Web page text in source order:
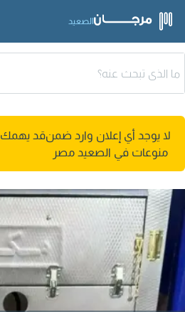
الصعيد
لا يوجد أي إعلان وارد ضمنقد يهمك
منوعات في الصعيد مصر